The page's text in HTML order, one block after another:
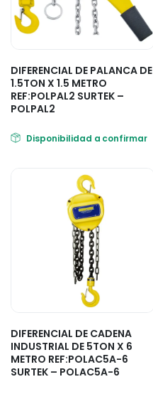
DIFERENCIAL DE PALANCA DE
1.5TON X 1.5 METRO
REF:POLPAL2 SURTEK –
POLPAL2
Disponibilidad a confirmar
DIFERENCIAL DE CADENA
INDUSTRIAL DE 5TON X 6
METRO REF:POLAC5A-6
SURTEK – POLAC5A-6